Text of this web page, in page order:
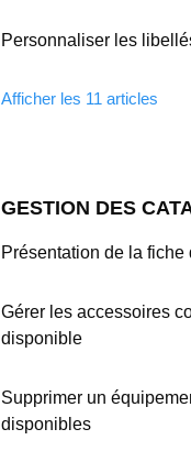
Personnaliser les
Afficher les 11 articles
GESTION DES
Présentation de la fiche
Gérer les accessoires
disponible
Supprimer un
disponibles